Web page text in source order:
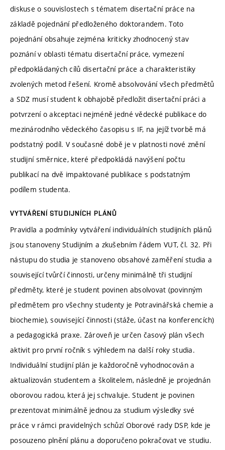
diskuse o souvislostech s tématem disertační práce na
základě pojednání předloženého doktorandem. Toto
pojednání obsahuje zejména kriticky zhodnocený stav
poznání v oblasti tématu disertační práce, vymezení
předpokládaných cílů disertační práce a charakteristiky
zvolených metod řešení. Kromě absolvování všech předmětů
a SDZ musí student k obhajobě předložit disertační práci a
potvrzení o akceptaci nejméně jedné vědecké publikace do
mezinárodního vědeckého časopisu s IF, na jejíž tvorbě má
podstatný podíl. V současné době je v platnosti nové znění
studijní směrnice, které předpokládá navýšení počtu
publikací na dvě impaktované publikace s podstatným
podílem studenta.
VYTVÁŘENÍ STUDIJNÍCH PLÁNŮ
Pravidla a podmínky vytváření individuálních studijních plánů
jsou stanoveny Studijním a zkušebním řádem VUT, čl. 32. Při
nástupu do studia je stanoveno obsahové zaměření studia a
související tvůrčí činnosti, určeny minimálně tři studijní
předměty, které je student povinen absolvovat (povinným
předmětem pro všechny studenty je Potravinářská chemie a
biochemie), související činnosti (stáže, účast na konferencích)
a pedagogická praxe. Zároveň je určen časový plán všech
aktivit pro první ročník s výhledem na další roky studia.
Individuální studijní plán je každoročně vyhodnocován a
aktualizován studentem a školitelem, následně je projednán
oborovou radou, která jej schvaluje. Student je povinen
prezentovat minimálně jednou za studium výsledky své
práce v rámci pravidelných schůzí Oborové rady DSP, kde je
posouzeno plnění plánu a doporučeno pokračovat ve studiu.